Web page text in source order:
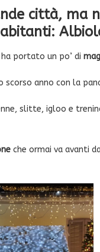
città, ma
portato un po’ di
anno con la
slitte, igloo e
che ormai va avanti